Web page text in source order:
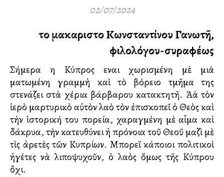
02/07/2024
τοῦ μακαριστοῦ Κωνσταντίνου Γανωτῆ,
φιλολόγου-συγγραφέως
Σήμερα η Κύπρος εἶναι χωρισμένη μὲ μιὰ
ματωμένη γραμμὴ καὶ τὸ βόρειο τμῆμα της
στενάζει στὰ χέρια βάρβαρου κατακτητῆ. Ἀλλὰ τὸν
ἱερὸ μαρτυρικὸ αὐτὸν λαὸ τὸν ἐπισκοπεῖ ὁ Θεὸς καὶ
τὴν ἱστορική του πορεία, χαραγμένη μὲ αἷμα καὶ
δάκρυα, τὴν κατευθύνει ἡ πρόνοια τοῦ Θεοῦ μαζὶ μὲ
τὶς ἀρετὲς τῶν Κυπρίων. Μπορεῖ κάποιοι πολιτικοὶ
ἡγέτες νὰ λιποψυχοῦν, ὁ λαὸς ὅμως τῆς Κύπρου
ὄχι.